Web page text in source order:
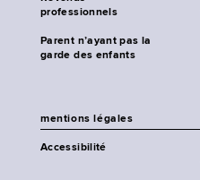
professionnels
Parent n’ayant pas la
garde des enfants
mentions légales
Accessibilité